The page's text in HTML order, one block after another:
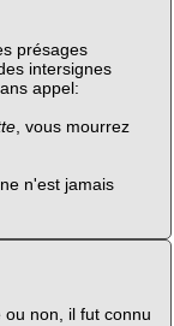
présages
intersignes
appel:
, vous mourrez
n'est jamais
non, il fut connu